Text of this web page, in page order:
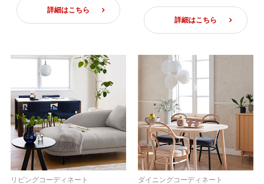
詳細はこちら
詳細はこちら
リビングコーディネート
ダイニングコーディネート